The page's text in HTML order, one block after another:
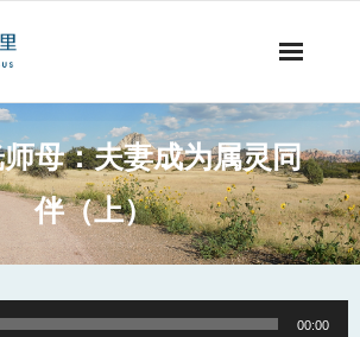
母：夫妻成为属灵同
伴（上）
00:00